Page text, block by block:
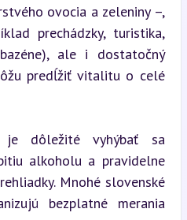
ovocia a zeleniny –,
prechádzky, turistika,
ale i dostatočný
predĺžiť vitalitu o celé
je dôležité vyhýbať sa
alkoholu a pravidelne
Mnohé slovenské
bezplatné merania